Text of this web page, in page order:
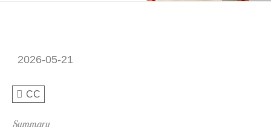
2026-05-21
CC